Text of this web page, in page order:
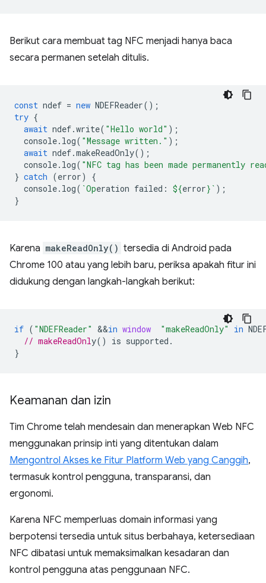
Berikut cara membuat tag NFC menjadi hanya baca
secara permanen setelah ditulis.
const ndef = new NDEFReader();
try {
await ndef.write( "Hello world" );
console. log( "Message written." );
await ndef.makeReadOnly();
console. log( "NFC tag has been made
} catch (error)
{
console. log( `Operation failed: ${error} ` );
}
Karena makeReadOnly() tersedia di Android pada
Chrome 100 atau yang lebih baru, periksa apakah fitur ini
didukung dengan langkah-langkah berikut:
if ( "NDEFReader" &&in window "makeReadOnly" in
// makeReadOnl
}
Keamanan dan izin
Tim Chrome telah mendesain dan menerapkan Web NFC
menggunakan prinsip inti yang ditentukan dalam
Mengontrol Akses ke Fitur Platform Web yang Canggih,
termasuk kontrol pengguna, transparansi, dan
ergonomi.
Karena NFC memperluas domain informasi yang
berpotensi tersedia untuk situs berbahaya, ketersediaan
NFC dibatasi untuk memaksimalkan kesadaran dan
kontrol pengguna atas penggunaan NFC.